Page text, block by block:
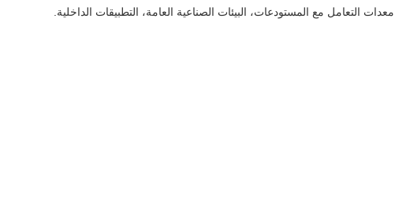
معدات التعامل مع المستودعات، البيئات الصناعية العامة، التطبيقات الداخلية.